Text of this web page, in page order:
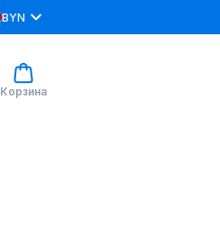
BYN
Корзина